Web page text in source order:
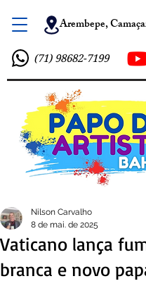
Arembepe,
(71) 98682-7199
Vaticano lança
branca e novo
Nilson Carvalho
8 de mai. de 2025